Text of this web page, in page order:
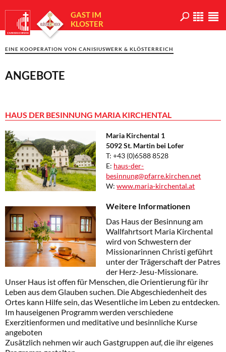
GAST IM
KLOSTER
EINE KOOPERATION VON CANISIUSWERK & KLÖSTERREICH
ANGEBOTE
HAUS DER BESINNUNG MARIA KIRCHENTAL
Maria Kirchental 1
5092 St. Martin bei Lofer
T: +43 (0)6588 8528
E: haus-der-
besinnung@pfarre.kirchen.net
W:www.maria-kirchental.at
Weitere Informationen
Das Haus der Besinnung am
Wallfahrtsort Maria Kirchental
wird von Schwestern der
Missionarinnen Christi geführt
unter der Trägerschaft der Patres
der Herz-Jesu-Missionare.
Unser Haus ist offen für Menschen, die Orientierung für ihr
Leben aus dem Glauben suchen. Die Abgeschiedenheit des
Ortes kann Hilfe sein, das Wesentliche im Leben zu entdecken.
Im hauseigenen Programm werden verschiedene
Exerzitienformen und meditative und besinnliche Kurse
angeboten
Zusätzlich nehmen wir auch Gastgruppen auf, die ihr eigenes